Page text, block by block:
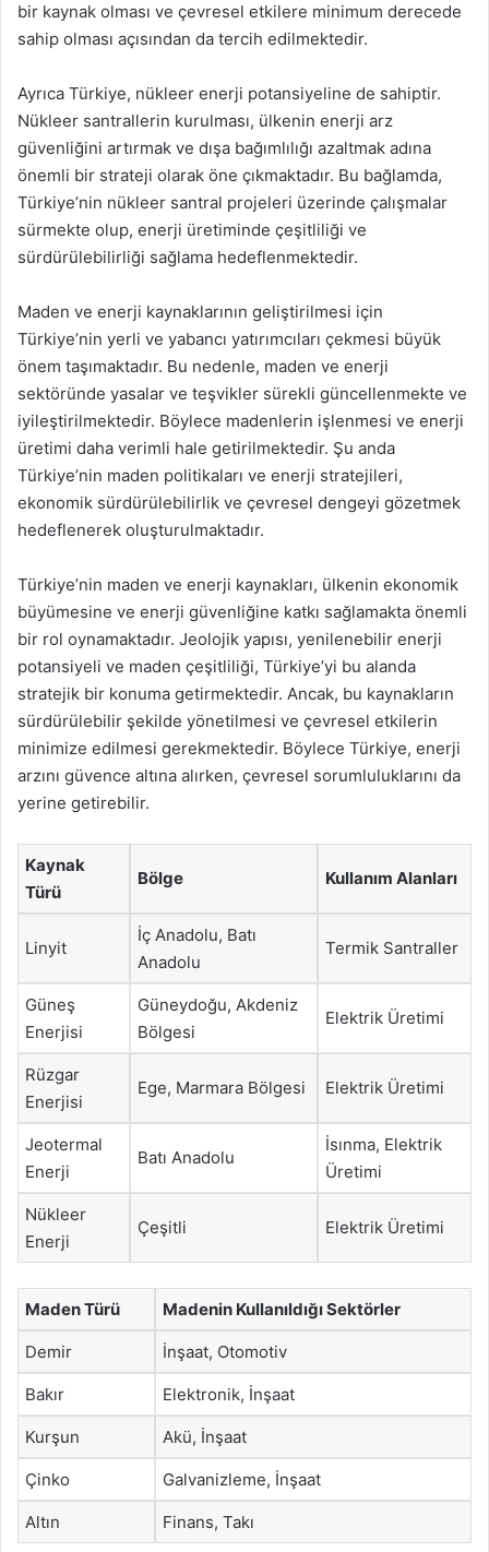
bir kaynak olması ve çevresel etkilere minimum derecede
sahip olması açısından da tercih edilmektedir.
Ayrıca Türkiye, nükleer enerji potansiyeline de sahiptir.
Nükleer santrallerin kurulması, ülkenin enerji arz
güvenliğini artırmak ve dışa bağımlılığı azaltmak adına
önemli bir strateji olarak öne çıkmaktadır. Bu bağlamda,
Türkiye’nin nükleer santral projeleri üzerinde çalışmalar
sürmekte olup, enerji üretiminde çeşitliliği ve
sürdürülebilirliği sağlama hedeflenmektedir.
Maden ve enerji kaynaklarının geliştirilmesi için
Türkiye’nin yerli ve yabancı yatırımcıları çekmesi büyük
önem taşımaktadır. Bu nedenle, maden ve enerji
sektöründe yasalar ve teşvikler sürekli güncellenmekte ve
iyileştirilmektedir. Böylece madenlerin işlenmesi ve enerji
üretimi daha verimli hale getirilmektedir. Şu anda
Türkiye’nin maden politikaları ve enerji stratejileri,
ekonomik sürdürülebilirlik ve çevresel dengeyi gözetmek
hedeflenerek oluşturulmaktadır.
Türkiye’nin maden ve enerji kaynakları, ülkenin ekonomik
büyümesine ve enerji güvenliğine katkı sağlamakta önemli
bir rol oynamaktadır. Jeolojik yapısı, yenilenebilir enerji
potansiyeli ve maden çeşitliliği, Türkiye’yi bu alanda
stratejik bir konuma getirmektedir. Ancak, bu kaynakların
sürdürülebilir şekilde yönetilmesi ve çevresel etkilerin
minimize edilmesi gerekmektedir. Böylece Türkiye, enerji
arzını güvence altına alırken, çevresel sorumluluklarını da
yerine getirebilir.
Kaynak
Türü
Bölge Kullanım Alanları
Linyit
İç Anadolu, Batı
Anadolu
Termik Santraller
Güneş
Enerjisi
Güneydoğu, Akdeniz
Bölgesi
Elektrik Üretimi
Rüzgar
Enerjisi
Ege, Marmara Bölgesi Elektrik Üretimi
Jeotermal
Enerji
Batı Anadolu
İsınma, Elektrik
Üretimi
Nükleer
Enerji
Çeşitli Elektrik Üretimi
Maden Türü Madenin Kullanıldığı Sektörler
Demir İnşaat, Otomotiv
Bakır Elektronik, İnşaat
Kurşun Akü, İnşaat
Çinko Galvanizleme, İnşaat
Altın Finans, Takı